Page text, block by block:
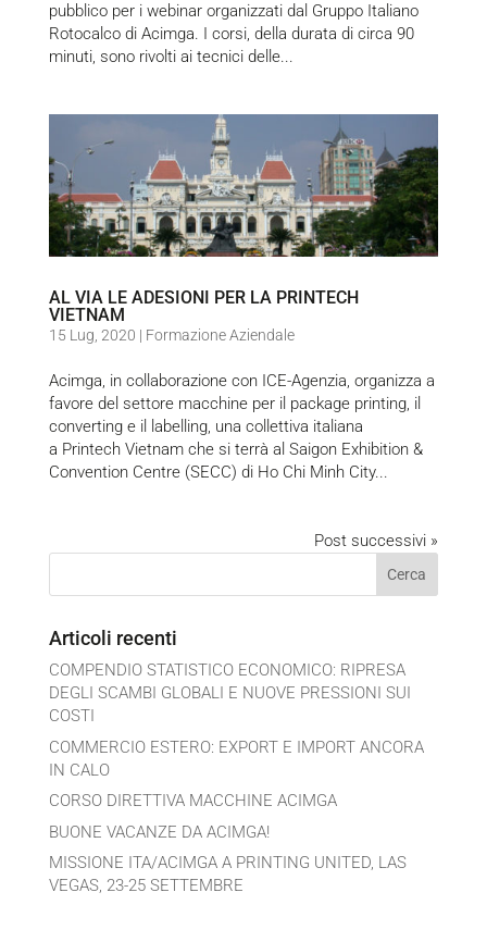
pubblico per i webinar organizzati dal Gruppo Italiano
Rotocalco di Acimga. I corsi, della durata di circa 90
minuti, sono rivolti ai tecnici delle...
AL VIA LE ADESIONI PER LA PRINTECH
VIETNAM
15 Lug, 2020 | Formazione Aziendale
Acimga, in collaborazione con ICE-Agenzia, organizza a
favore del settore macchine per il package printing, il
converting e il labelling, una collettiva italiana
a Printech Vietnam che si terrà al Saigon Exhibition &
Convention Centre (SECC) di Ho Chi Minh City...
Post successivi »
Articoli recenti
COMPENDIO STATISTICO ECONOMICO: RIPRESA
DEGLI SCAMBI GLOBALI E NUOVE PRESSIONI SUI
COSTI
COMMERCIO ESTERO: EXPORT E IMPORT ANCORA
IN CALO
CORSO DIRETTIVA MACCHINE ACIMGA
BUONE VACANZE DA ACIMGA!
MISSIONE ITA/ACIMGA A PRINTING UNITED, LAS
VEGAS, 23-25 SETTEMBRE